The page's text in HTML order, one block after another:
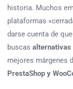
historia. Muchos
plataformas
darse cuenta de
buscas alternativas
mejores márgenes
PrestaShop y